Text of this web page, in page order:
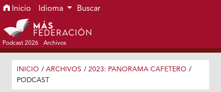
Ir al menú de navegación principal
Ir al contenido principal
Ir al pie de página del sitio
Inicio Idioma Buscar
Podcast 2026 Archivos
INICIO / ARCHIVOS / 2023: PANORAMA CAFETERO /
PODCAST